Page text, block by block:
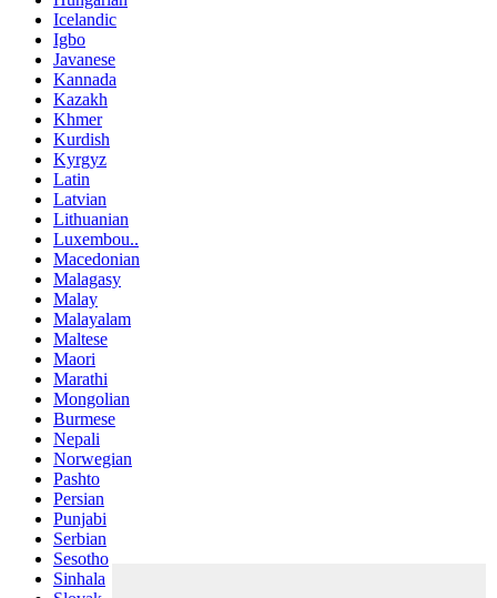
Icelandic
Igbo
Javanese
Kannada
Kazakh
Khmer
Kurdish
Kyrgyz
Latin
Latvian
Lithuanian
Luxembou..
Macedonian
Malagasy
Malay
Malayalam
Maltese
Maori
Marathi
Mongolian
Burmese
Nepali
Norwegian
Pashto
Persian
Punjabi
Serbian
Sesotho
Sinhala